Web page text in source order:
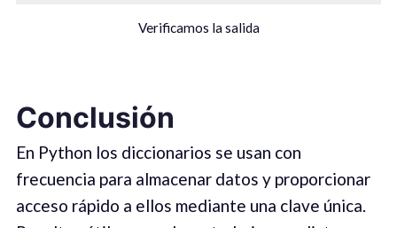
Verificamos la salida
Conclusión
En Python los diccionarios se usan con
frecuencia para almacenar datos y proporcionar
acceso rápido a ellos mediante una clave única.